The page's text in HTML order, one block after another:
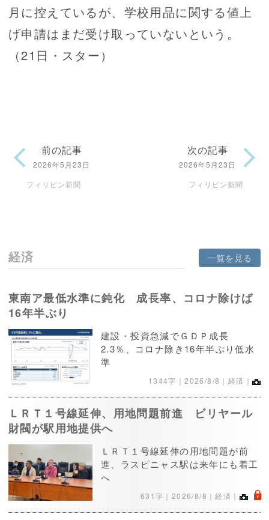
月に控えているが、学校用品に関する値上
げ申請はまだ受け取っていないという。
（21日・スター）
前の記事
2026年5月23日
フィリピン新聞
次の記事
2026年5月23日
フィリピン新聞
経済 一覧を見る
東南ア最低水準に鈍化 成長率、コロナ除けば
16年半ぶり
建設・投資急減でＧＤＰ成長
2.3％、コロナ除き16年半ぶり低水
準
1344字｜2026/8/8 ｜経済｜
ＬＲＴ１号線延伸、用地問題前進 ビリヤール
財閥が駅用地提供へ
ＬＲＴ１号線延伸の用地問題が前
進、ラスピニャス駅は来年にも着工
へ
631字｜ 2026/8/8 ｜経済｜ .